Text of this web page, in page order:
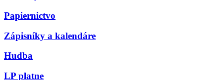
Papiernictvo
Zápisníky a kalendáre
Hudba
LP platne